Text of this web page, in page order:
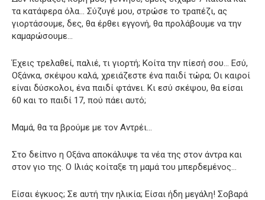
τα κατάφερα όλα… Σύζυγέ μου, στρώσε το τραπέζι, ας
γιορτάσουμε, δες, θα έρθει εγγονή, θα προλάβουμε να την
καμαρώσουμε…
Έχεις τρελαθεί, παλιέ, τι γιορτή; Κοίτα την πίεσή σου… Εσύ,
Οξάνκα, σκέψου καλά, χρειάζεστε ένα παιδί τώρα; Οι καιροί
είναι δύσκολοι, ένα παιδί φτάνει. Κι εσύ σκέψου, θα είσαι
60 και το παιδί 17, πού πάει αυτό;
Μαμά, θα τα βρούμε με τον Αντρέι…
Στο δείπνο η Οξάνα αποκάλυψε τα νέα της στον άντρα και
στον γιο της. Ο Ιλιάς κοίταξε τη μαμά του μπερδεμένος…
Είσαι έγκυος; Σε αυτή την ηλικία; Είσαι ήδη μεγάλη! Σοβαρά